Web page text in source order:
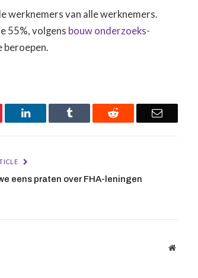
werknemers van alle werknemers.
55%, volgens bouw onderzoeks-
beroepen.
LinkedIn Tumblr Reddit Email
eens praten over FHA-leningen
Website